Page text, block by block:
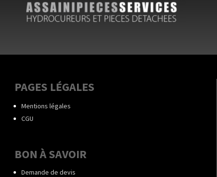
PAGES LÉGALES
Mentions légales
CGU
BON À SAVOIR
Demande de devis